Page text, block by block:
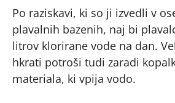
Po raziskavi, ki so ji izvedli v
plavalnih bazenih, naj bi
litrov klorirane vode na dan.
hkrati potroši tudi zaradi
materiala, ki vpija vodo.